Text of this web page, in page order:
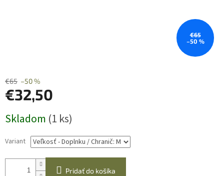
€65
–50 %
€65 –50 %
€32,50
cena:
Skladom (1 ks)
Variant
Pridať do košíka